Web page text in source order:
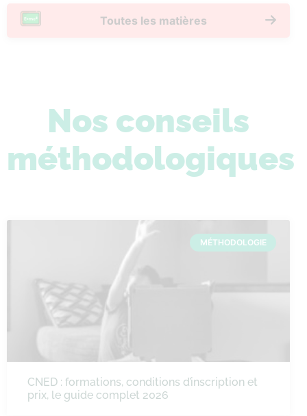
Toutes les matières
Nos conseils
méthodologiques
MÉTHODOLOGIE
CNED : formations, conditions d’inscription et
prix, le guide complet 2026